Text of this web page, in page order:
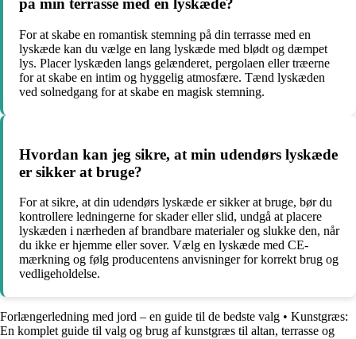
på min terrasse med en lyskæde?
For at skabe en romantisk stemning på din terrasse med en
lyskæde kan du vælge en lang lyskæde med blødt og dæmpet
lys. Placer lyskæden langs gelænderet, pergolaen eller træerne
for at skabe en intim og hyggelig atmosfære. Tænd lyskæden
ved solnedgang for at skabe en magisk stemning.
Hvordan kan jeg sikre, at min udendørs lyskæde
er sikker at bruge?
For at sikre, at din udendørs lyskæde er sikker at bruge, bør du
kontrollere ledningerne for skader eller slid, undgå at placere
lyskæden i nærheden af brandbare materialer og slukke den, når
du ikke er hjemme eller sover. Vælg en lyskæde med CE-
mærkning og følg producentens anvisninger for korrekt brug og
vedligeholdelse.
Forlængerledning med jord – en guide til de bedste valg • Kunstgræs:
En komplet guide til valg og brug af kunstgræs til altan, terrasse og